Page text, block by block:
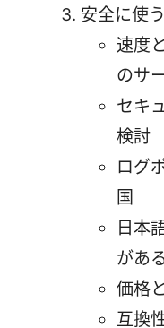
安全に使
速度
のサ
セキ
検討
ログ
国
日本
があ
価格
互換